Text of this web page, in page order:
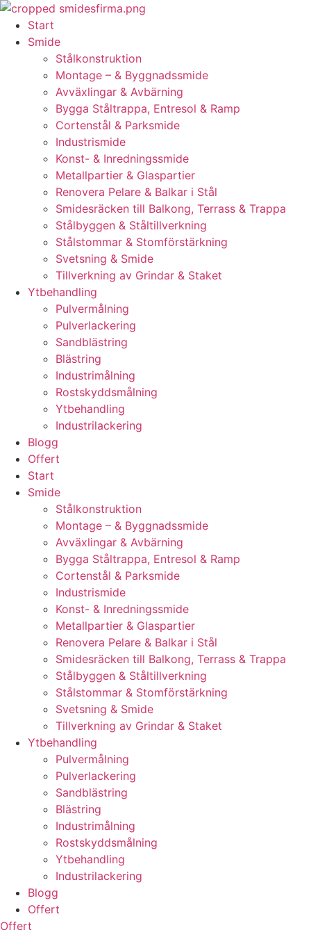
Skip
content
Start
Smide
Stålkonstruktion
Montage – & Byggnadssmide
Avväxlingar & Avbärning
Bygga Ståltrappa, Entresol & Ramp
Cortenstål & Parksmide
Industrismide
Konst- & Inredningssmide
Metallpartier & Glaspartier
Renovera Pelare & Balkar i Stål
Smidesräcken till Balkong, Terrass & Trappa
Stålbyggen & Ståltillverkning
Stålstommar & Stomförstärkning
Svetsning & Smide
Tillverkning av Grindar & Staket
Ytbehandling
Pulvermålning
Pulverlackering
Sandblästring
Blästring
Industrimålning
Rostskyddsmålning
Ytbehandling
Industrilackering
Blogg
Offert
Start
Smide
Stålkonstruktion
Montage – & Byggnadssmide
Avväxlingar & Avbärning
Bygga Ståltrappa, Entresol & Ramp
Cortenstål & Parksmide
Industrismide
Konst- & Inredningssmide
Metallpartier & Glaspartier
Renovera Pelare & Balkar i Stål
Smidesräcken till Balkong, Terrass & Trappa
Stålbyggen & Ståltillverkning
Stålstommar & Stomförstärkning
Svetsning & Smide
Tillverkning av Grindar & Staket
Ytbehandling
Pulvermålning
Pulverlackering
Sandblästring
Blästring
Industrimålning
Rostskyddsmålning
Ytbehandling
Industrilackering
Blogg
Offert
Offert